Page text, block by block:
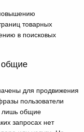
товарных
в поисковых
общие
для продвижения
пользователи
лишь общие
запросах нет